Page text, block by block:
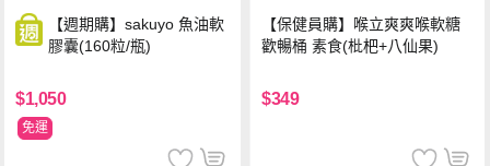
【週期購】sakuyo 魚油軟
膠囊(160粒/瓶)
$1,050
免運
【保健員購】喉立爽爽喉軟糖
歡暢桶 素食(枇杷+八仙果)
$349